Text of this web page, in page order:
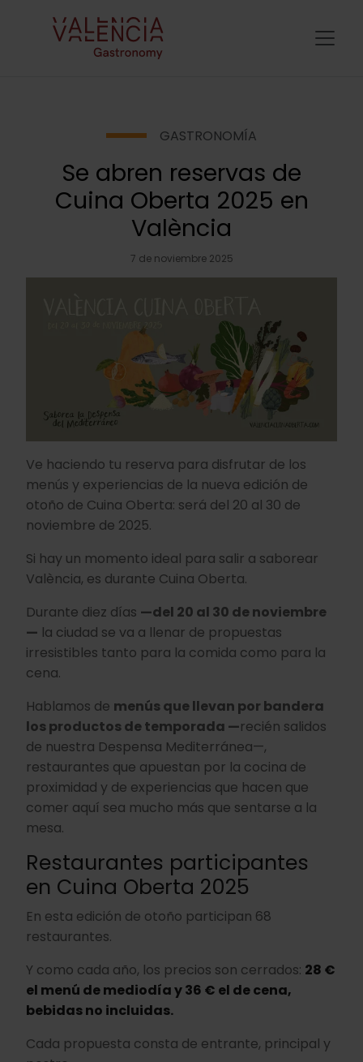
GASTRONOMÍA
Se abren reservas de
Cuina Oberta 2025 en
València
7 de noviembre 2025
Ve haciendo tu reserva para disfrutar de los
menús y experiencias de la nueva edición de
otoño de Cuina Oberta: será del 20 al 30 de
noviembre de 2025.
Si hay un momento ideal para salir a saborear
València, es durante Cuina Oberta.
Durante diez días —del 20 al 30 de noviembre
— la ciudad se va a llenar de propuestas
irresistibles tanto para la comida como para la
cena.
Hablamos de menús que llevan por bandera
los productos de temporada —recién salidos
de nuestra Despensa Mediterránea—,
restaurantes que apuestan por la cocina de
proximidad y de experiencias que hacen que
comer aquí sea mucho más que sentarse a la
mesa.
Restaurantes participantes
en Cuina Oberta 2025
En esta edición de otoño participan 68
restaurantes.
Y como cada año, los precios son cerrados: 28 €
el menú de mediodía y 36 € el de cena,
bebidas no incluidas.
Cada propuesta consta de entrante, principal y